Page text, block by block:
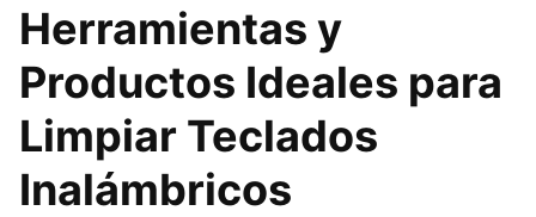
Herramientas y
Productos Ideales para
Limpiar Teclados
Inalámbricos